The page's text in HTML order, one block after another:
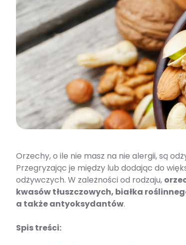
Orzechy, o ile nie masz na nie alergii, są
Przegryzając je między lub dodając do
odżywczych. W zależności od rodzaju,
kwasów tłuszczowych, białka
a także antyoksydantów.
Spis treści: